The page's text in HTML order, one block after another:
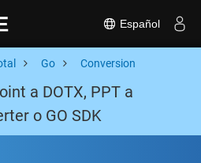
Español
Go Conversion
a DOTX, PPT a
o GO SDK